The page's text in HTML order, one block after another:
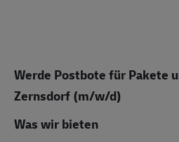
Werde Postbote für Pakete
Zernsdorf (m/w/d)
Was wir bieten